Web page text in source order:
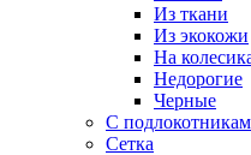
Из ткани
Из экокожи
На
Недорогие
Черные
С
Сетка